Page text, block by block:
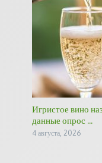
Игристое вино
данные опрос ...
4 августа, 2026